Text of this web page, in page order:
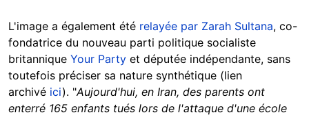
L'image a également été relayée par Zarah Sultana, co-
fondatrice du nouveau parti politique socialiste
britannique Your Party et députée indépendante, sans
toutefois préciser sa nature synthétique (lien
archivé ici). "Aujourd'hui, en Iran, des parents ont
enterré 165 enfants tués lors de l'attaque d'une école